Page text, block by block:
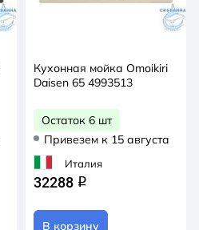
Кухонная мойка Omoikiri
Daisen 65 4993513
Остаток 6 шт
Привезем к 15 августа
Италия
32288 q
В корзину